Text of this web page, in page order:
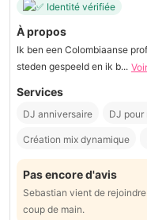
Identité vérifiée
À propos
Ik ben een Colombiaanse
steden gespeeld en ik b...
Services
DJ anniversaire DJ pour
Création mix dynamique
Pas encore d'avis
Sebastian vient de
coup de main.